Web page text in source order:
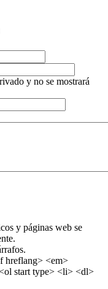
y no se mostrará
y páginas web se
hreflang> <em>
start type> <li> <dl>